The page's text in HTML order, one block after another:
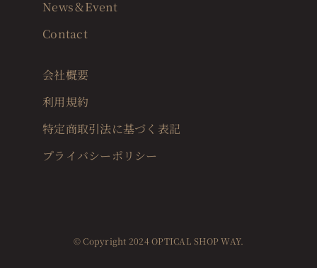
News＆Event
Contact
会社概要
利用規約
特定商取引法に基づく表記
プライバシーポリシー
© Copyright 2024 OPTICAL SHOP WAY.